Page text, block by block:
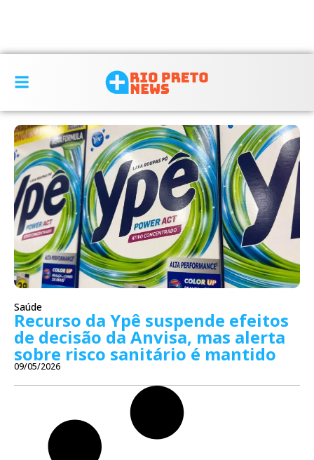
Saúde
Recurso da Ypê suspende efeitos
de decisão da Anvisa, mas alerta
sobre risco sanitário é mantido
09/05/2026